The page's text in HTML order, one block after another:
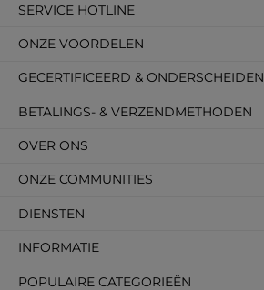
SERVICE HOTLINE
DIENSTEN
INFORMATIE
POPULAIRE CATEGORIEËN
BETALINGS- & VERZENDMETHODEN
OVER ONS
GECERTIFICEERD & ONDERSCHEIDEN
ONZE VOORDELEN
ONZE COMMUNITIES